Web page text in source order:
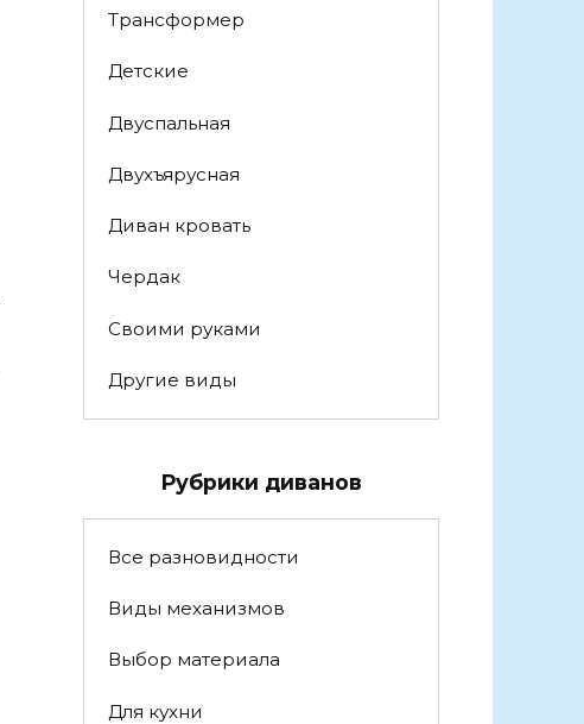
Трансформер
Детские
Двуспальная
Двухъярусная
Диван кровать
Чердак
Своими руками
Другие виды
Рубрики диванов
Все разновидности
Виды механизмов
Выбор материала
Для кухни